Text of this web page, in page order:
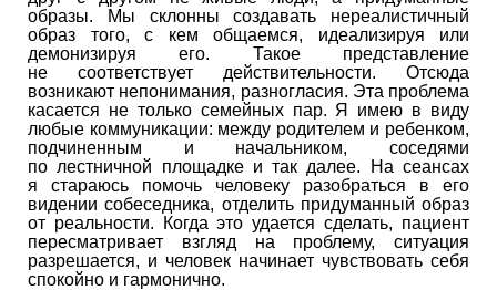
образы. Мы склонны создавать нереалистичный
образ того, с кем общаемся, идеализируя или
демонизируя его. Такое представление
не соответствует действительности. Отсюда
возникают непонимания, разногласия. Эта проблема
касается не только семейных пар. Я имею в виду
любые коммуникации: между родителем и ребенком,
подчиненным и начальником, соседями
по лестничной площадке и так далее. На сеансах
я стараюсь помочь человеку разобраться в его
видении собеседника, отделить придуманный образ
от реальности. Когда это удается сделать, пациент
пересматривает взгляд на проблему, ситуация
разрешается, и человек начинает чувствовать себя
спокойно и гармонично.